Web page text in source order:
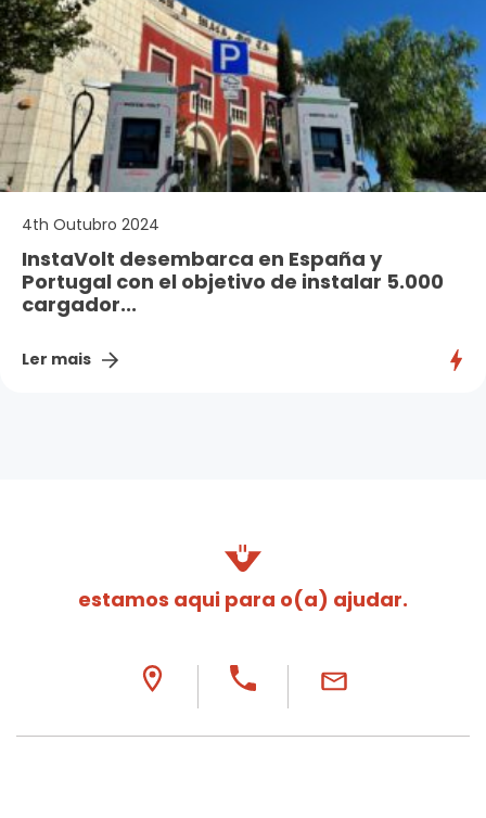
4th Outubro 2024
InstaVolt desembarca en España y
Portugal con el objetivo de instalar 5.000
cargador...
Ler mais
estamos aqui para o(a) ajudar.